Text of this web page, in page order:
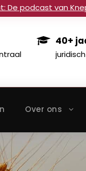
De podcast van
40+
Over ons